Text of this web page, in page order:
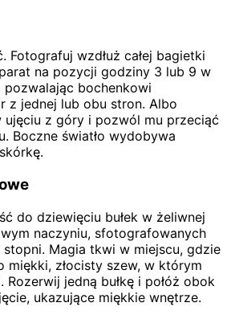
Fotografuj wzdłuż całej bagietki
na pozycji godziny 3 lub 9 w
pozwalając bochenkowi
z jednej lub obu stron. Albo
ujęciu z góry i pozwól mu przeciąć
Boczne światło wydobywa
do dziewięciu bułek w żeliwnej
naczyniu, sfotografowanych
Magia tkwi w miejscu, gdzie
miękki, złocisty szew, w którym
Rozerwij jedną bułkę i połóż obok
ukazujące miękkie wnętrze.